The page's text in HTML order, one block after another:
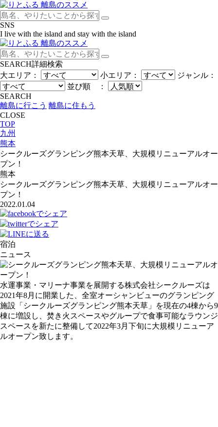
SNS
I live with the island and stay with the island
SEARCH詳細検索
大エリア：
小エリア：
ジャンル：
並び順 ：
SEARCH
離島に行こう 離島に住もう
CLOSE
TOP
九州
熊本
シークルーズグランピング熊本天草、大規模リニューアルオー
プン！
熊本
シークルーズグランピング熊本天草、大規模リニューアルオー
プン！
2022.01.04
宿泊
ニュース
水運事業・マリーナ事業を展開する株式会社シークルーズは
2021年8月に開業した、全室オーシャンビューのグランピング
施設「シークルーズグランピング熊本天草」を現在の4棟から9
棟に増設し、焚き火スペースやグループで食事可能なラウンジ
スペースを新たに整備して2022年3月下旬に大規模リニューア
ルオープン致します。